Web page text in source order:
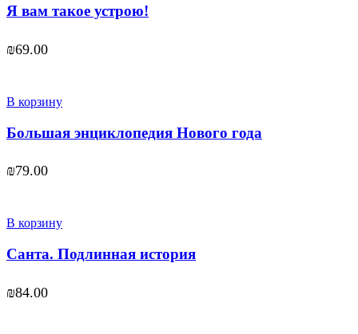
Я вам такое устрою!
₪69.00
В корзину
Большая энциклопедия Нового года
₪79.00
В корзину
Санта. Подлинная история
₪84.00